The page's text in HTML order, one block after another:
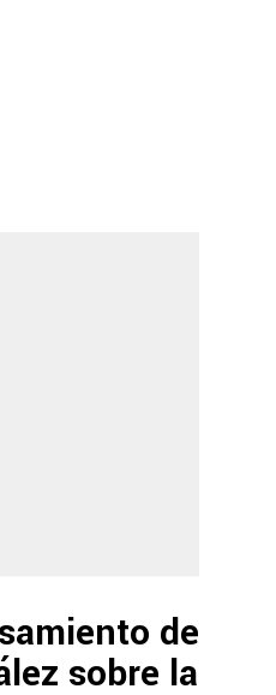
de
sobre la